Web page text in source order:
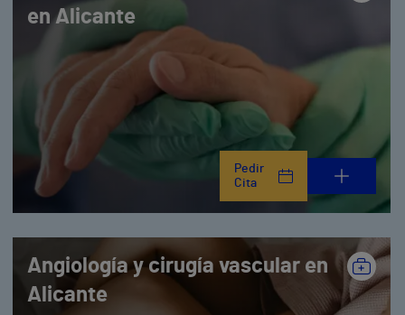
en Alicante
Pedir
Cita
Angiología y cirugía vascular en
Alicante